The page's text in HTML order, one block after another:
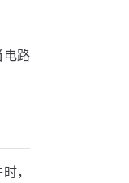
电路
，